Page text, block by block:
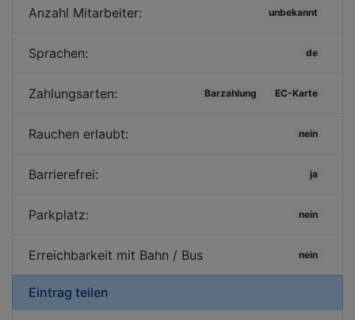
Anzahl Mitarbeiter: unbekannt
Sprachen: de
Zahlungsarten: Barzahlung EC-Karte
Rauchen erlaubt: nein
Barrierefrei: ja
Parkplatz: nein
Erreichbarkeit mit Bahn / Bus nein
Eintrag teilen